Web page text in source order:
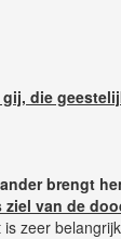
die
brengt
van de
zeer